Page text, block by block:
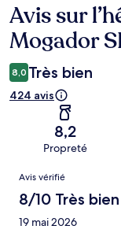
Avis
Avis sur
Mogador
8,0 Très bien
424 avis
8,2
Propreté
Avis
Avis vérifié
8/10 Très bien
19 mai 2026